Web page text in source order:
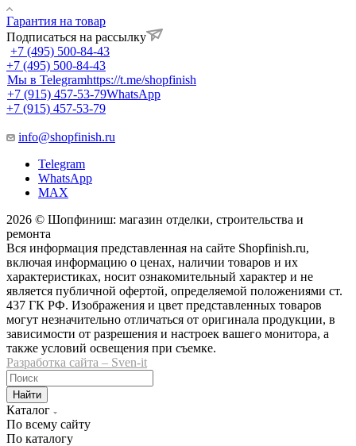
Гарантия на товар
Подписаться на рассылку
+7 (495) 500-84-43
+7 (495) 500-84-43
Мы в Telegramhttps://t.me/shopfinish
+7 (915) 457-53-79WhatsApp
+7 (915) 457-53-79
info@shopfinish.ru
Telegram
WhatsApp
MAX
2026 © Шопфиниш: магазин отделки, строительства и
ремонта
Вся информация представленная на сайте Shopfinish.ru,
включая информацию о ценах, наличии товаров и их
характеристиках, носит ознакомительный характер и не
является публичной офертой, определяемой положениями ст.
437 ГК РФ. Изображения и цвет представленных товаров
могут незначительно отличаться от оригинала продукции, в
зависимости от разрешения и настроек вашего монитора, а
также условий освещения при съемке.
Разработка сайта – Sven-it
Найти
Каталог
По всему сайту
По каталогу